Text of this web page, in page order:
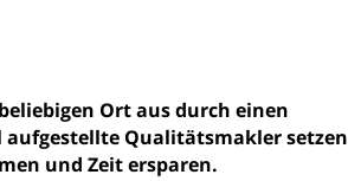
Ort aus durch einen
aufgestellte Qualitätsmakler setzen
und Zeit ersparen.